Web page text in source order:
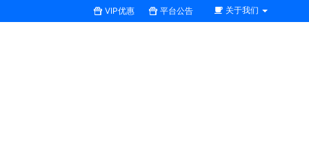
VIP优惠 平台公告 关于我们